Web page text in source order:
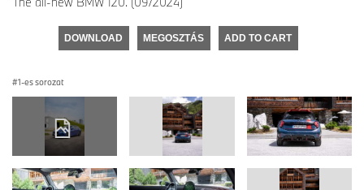
DOWNLOAD MEGOSZTÁS ADD TO CART
1-es sorozat